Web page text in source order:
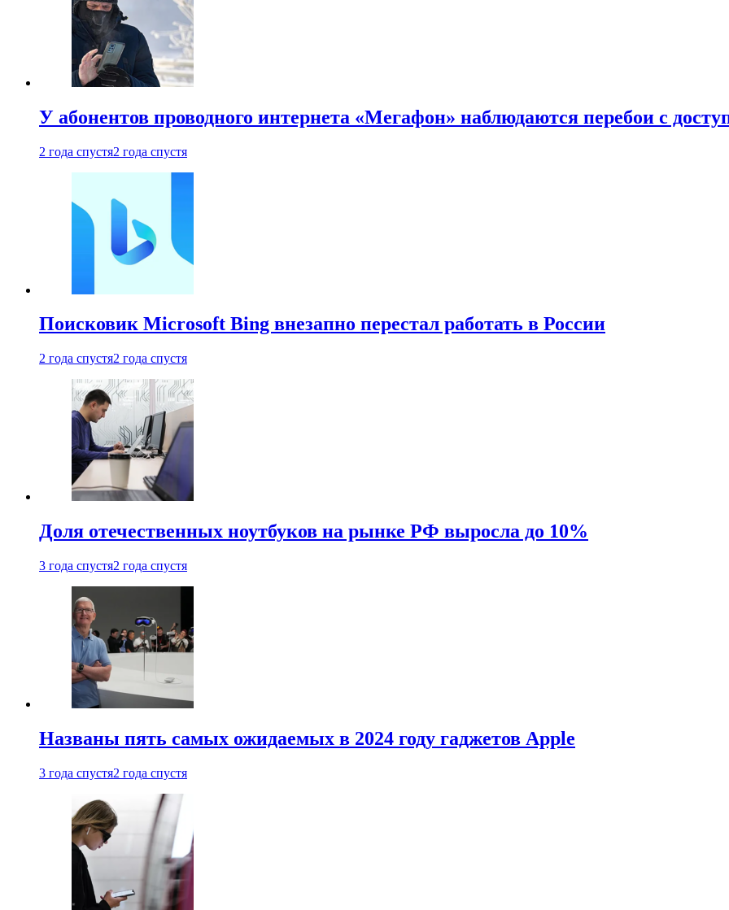
У абонентов проводного интернета «Мегафон» наблюдаются перебои с
2 года спустя2 года спустя
Поисковик Microsoft Bing внезапно перестал работать в России
2 года спустя2 года спустя
Доля отечественных ноутбуков на рынке РФ выросла до 10%
3 года спустя2 года спустя
Названы пять самых ожидаемых в 2024 году гаджетов Apple
3 года спустя2 года спустя